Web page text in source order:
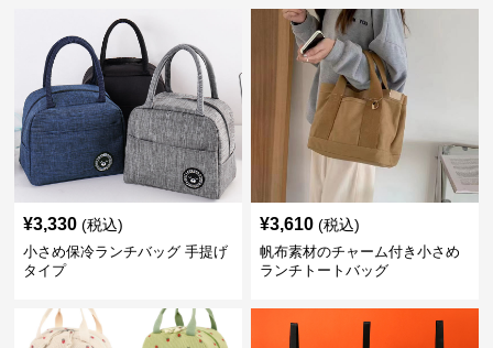
¥3,330 (税込)
小さめ保冷ランチバッグ 手提げ
タイプ
¥3,610 (税込)
帆布素材のチャーム付き小さめ
ランチトートバッグ